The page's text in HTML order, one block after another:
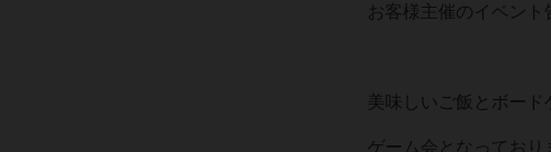
お客様主催のイベント
美味しいご飯とボード
ゲーム会となっており